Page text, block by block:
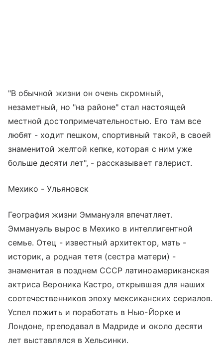
"В обычной жизни он очень скромный,
незаметный, но "на районе" стал настоящей
местной достопримечательностью. Его там все
любят - ходит пешком, спортивный такой, в своей
знаменитой желтой кепке, которая с ним уже
больше десяти лет", - рассказывает галерист.
Мехико - Ульяновск
География жизни Эммануэля впечатляет.
Эммануэль вырос в Мехико в интеллигентной
семье. Отец - известный архитектор, мать -
историк, а родная тетя (сестра матери) -
знаменитая в позднем СССР латиноамериканская
актриса Вероника Кастро, открывшая для наших
соотечественников эпоху мексиканских сериалов.
Успел пожить и поработать в Нью-Йорке и
Лондоне, преподавал в Мадриде и около десяти
лет выставлялся в Хельсинки.